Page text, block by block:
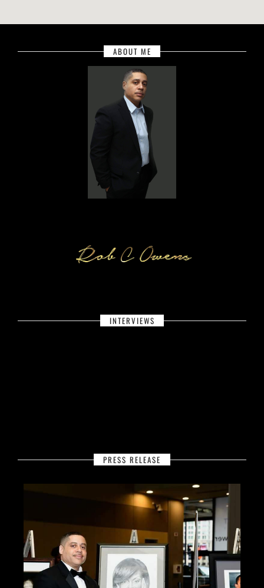
ABOUT ME
INTERVIEWS
PRESS RELEASE